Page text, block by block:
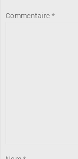
Commentaire *